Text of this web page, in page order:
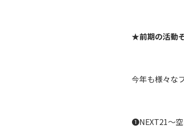
★前期の活動
今年も様々な
➊NEXT21～